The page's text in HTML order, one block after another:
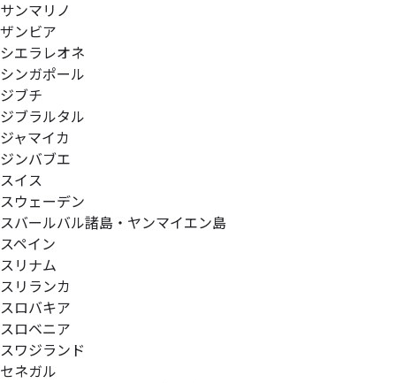
サンマリノ
ザンビア
シエラレオネ
シンガポール
ジブチ
ジブラルタル
ジャマイカ
ジンバブエ
スイス
スウェーデン
スバールバル諸島・ヤンマイエン島
スペイン
スリナム
スリランカ
スロバキア
スロベニア
スワジランド
セネガル